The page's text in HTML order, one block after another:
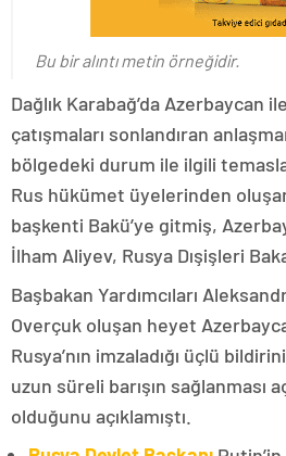
Bu bir alıntı metin örneğidir.
Dağlık Karabağ’da Azerbaycan
çatışmaları sonlandıran
bölgedeki durum ile ilgili
Rus hükümet üyelerinden
başkenti Bakü’ye gitmiş,
İlham Aliyev, Rusya Dışişleri
Başbakan Yardımcıları
Overçuk oluşan heyet
Rusya’nın imzaladığı üçlü
uzun süreli barışın sağlanması
olduğunu açıklamıştı.